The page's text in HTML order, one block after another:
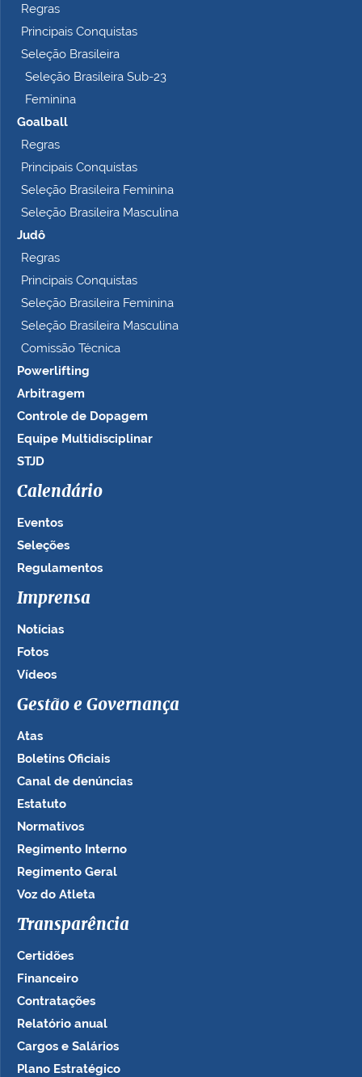
Regras
Principais Conquistas
Seleção Brasileira
Seleção Brasileira Sub-23
Feminina
Goalball
Regras
Principais Conquistas
Seleção Brasileira Feminina
Seleção Brasileira Masculina
Judô
Regras
Principais Conquistas
Seleção Brasileira Feminina
Seleção Brasileira Masculina
Comissão Técnica
Powerlifting
Arbitragem
Controle de Dopagem
Equipe Multidisciplinar
STJD
Calendário
Eventos
Seleções
Regulamentos
Imprensa
Notícias
Fotos
Vídeos
Gestão e Governança
Atas
Boletins Oficiais
Canal de denúncias
Estatuto
Normativos
Regimento Interno
Regimento Geral
Voz do Atleta
Transparência
Certidões
Financeiro
Contratações
Relatório anual
Cargos e Salários
Plano Estratégico